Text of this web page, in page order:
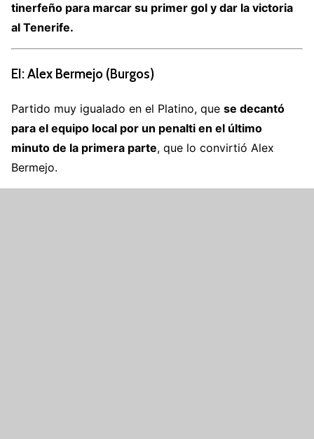
tinerfeño para marcar su primer gol y dar la victoria
al Tenerife.
EI: Alex Bermejo (Burgos)
Partido muy igualado en el Platino, que se decantó
para el equipo local por un penalti en el último
minuto de la primera parte, que lo convirtió Alex
Bermejo.